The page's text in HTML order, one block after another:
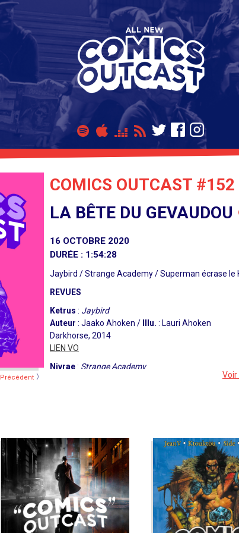
Précédent〉
COMICS OUTCAST #152
LA BÊTE DU GEVAUDOU
16 OCTOBRE 2020
DURÉE : 1:54:28
Jaybird / Strange Academy / Superman écrase le
REVUES
Ketrus : Jaybird
Auteur : Jaako Ahoken / Illu. : Lauri Ahoken
Darkhorse, 2014
LIEN VO
Nivrae: Strange Academy
: Humberto Ramos /
DC Comics, Mars 2020 / Urban Comics, Octobre
LIEN VF
DOSSIER:Tokyo Ghost
Auteur: Rick Remender
/Illu. : Sean Murphy /
: Matt Hollingsworth
Intégrale VF chez Urban Comics, Octobre 2020
LIEN VF
Voir